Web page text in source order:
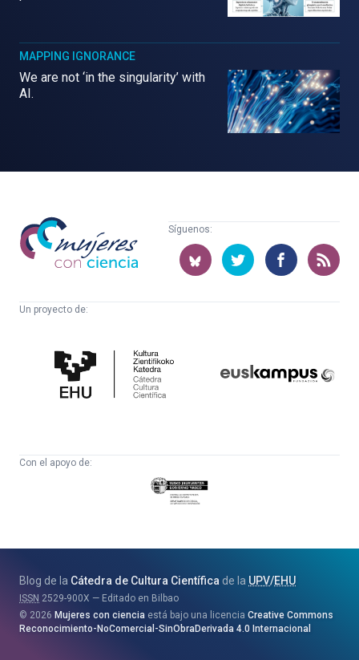
MAPPING IGNORANCE
We are not ‘in the singularity’ with
AI.
Mujeres
con
ciencia
Síguenos:
Un proyecto de:
Cultura
Científica
Con el apoyo de:
Eusko
Jaurlaritza
eta
Berrikuntza
Saila
Blog de la Cátedra de Cultura Científica de la UPV/EHU
ISSN 2529-900X
Editado en Bilbao
2026 Mujeres con ciencia está bajo una licencia Creative Commons
Reconocimiento-NoComercial-SinObraDerivada 4.0 Internacional